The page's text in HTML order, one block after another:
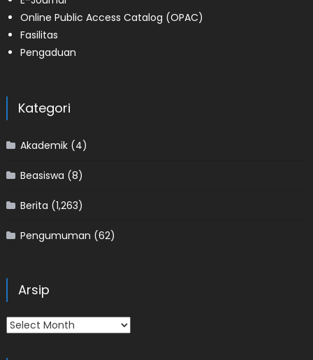
Online Public Access Catalog (OPAC)
Fasilitas
Pengaduan
Kategori
Akademik(4)
Beasiswa (8)
Berita (1,263)
Pengumuman (62)
Arsip
Arsip